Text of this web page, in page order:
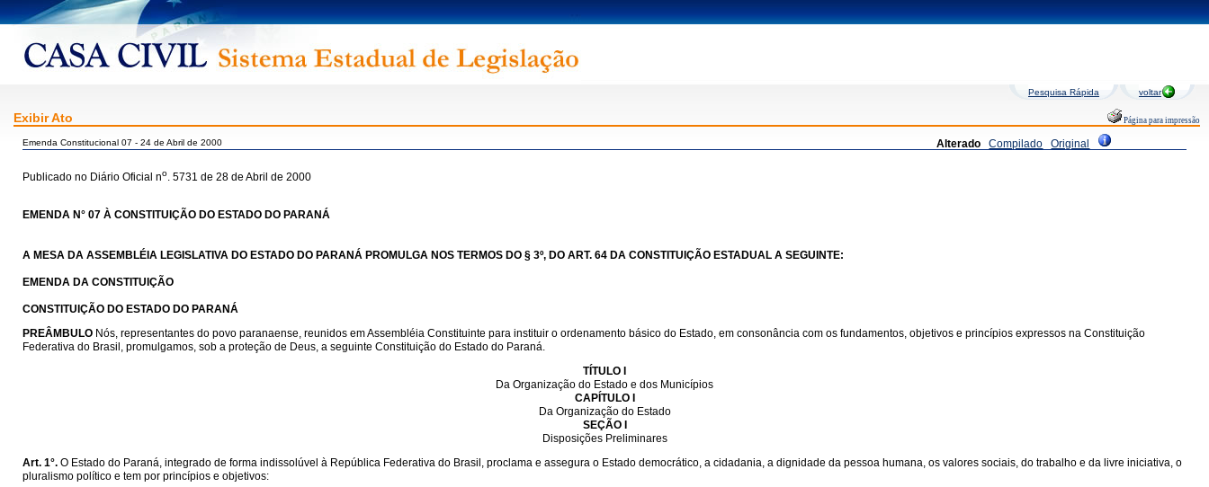
Pesquisa Rápida voltar
Exibir Ato Página para impressão
Alterado Compilado Original
Emenda Constitucional 07 - 24 de Abril de 2000
Publicado no Diário Oficial no. 5731 de 28 de Abril de 2000
EMENDA N° 07 À CONSTITUIÇÃO DO ESTADO DO PARANÁ
A MESA DA ASSEMBLÉIA LEGISLATIVA DO ESTADO DO PARANÁ PROMULGA NOS TERMOS DO § 3º, DO ART. 64 DA CONSTITUIÇÃO ESTADUAL A SEGUINTE:
EMENDA DA CONSTITUIÇÃO
CONSTITUIÇÃO DO ESTADO DO PARANÁ
PREÂMBULO Nós, representantes do povo paranaense, reunidos em Assembléia Constituinte para instituir o ordenamento básico do Estado, em consonância com os fundamentos, objetivos e princípios expressos na Constituição
Federativa do Brasil, promulgamos, sob a proteção de Deus, a seguinte Constituição do Estado do Paraná.
TÍTULO I
Da Organização do Estado e dos Municípios
CAPÍTULO I
Da Organização do Estado
SEÇÃO I
Disposições Preliminares
Art. 1°. O Estado do Paraná, integrado de forma indissolúvel à República Federativa do Brasil, proclama e assegura o Estado democrático, a cidadania, a dignidade da pessoa humana, os valores sociais, do trabalho e da livre iniciativa, o
pluralismo político e tem por princípios e objetivos: